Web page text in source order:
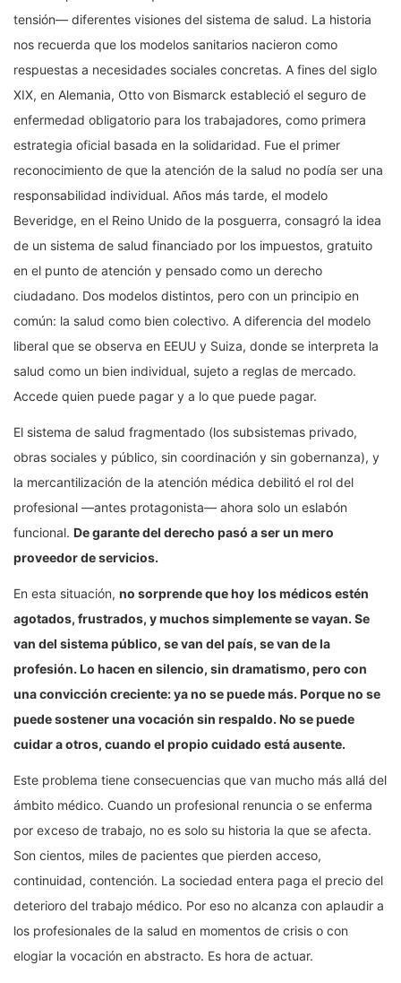
tensión— diferentes visiones del sistema de salud. La historia
nos recuerda que los modelos sanitarios nacieron como
respuestas a necesidades sociales concretas. A fines del siglo
XIX, en Alemania, Otto von Bismarck estableció el seguro de
enfermedad obligatorio para los trabajadores, como primera
estrategia oficial basada en la solidaridad. Fue el primer
reconocimiento de que la atención de la salud no podía ser una
responsabilidad individual. Años más tarde, el modelo
Beveridge, en el Reino Unido de la posguerra, consagró la idea
de un sistema de salud financiado por los impuestos, gratuito
en el punto de atención y pensado como un derecho
ciudadano. Dos modelos distintos, pero con un principio en
común: la salud como bien colectivo. A diferencia del modelo
liberal que se observa en EEUU y Suiza, donde se interpreta la
salud como un bien individual, sujeto a reglas de mercado.
Accede quien puede pagar y a lo que puede pagar.
El sistema de salud fragmentado (los subsistemas privado,
obras sociales y público, sin coordinación y sin gobernanza), y
la mercantilización de la atención médica debilitó el rol del
profesional —antes protagonista— ahora solo un eslabón
funcional. De garante del derecho pasó a ser un mero
proveedor de servicios.
En esta situación, no sorprende que hoy los médicos estén
agotados, frustrados, y muchos simplemente se vayan. Se
van del sistema público, se van del país, se van de la
profesión. Lo hacen en silencio, sin dramatismo, pero con
una convicción creciente: ya no se puede más. Porque no se
puede sostener una vocación sin respaldo. No se puede
cuidar a otros, cuando el propio cuidado está ausente.
Este problema tiene consecuencias que van mucho más allá del
ámbito médico. Cuando un profesional renuncia o se enferma
por exceso de trabajo, no es solo su historia la que se afecta.
Son cientos, miles de pacientes que pierden acceso,
continuidad, contención. La sociedad entera paga el precio del
deterioro del trabajo médico. Por eso no alcanza con aplaudir a
los profesionales de la salud en momentos de crisis o con
elogiar la vocación en abstracto. Es hora de actuar.